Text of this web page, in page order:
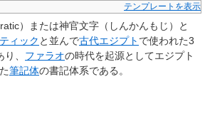
テンプレートを表示
）または神官文字 （しんかんもじ）と
ィック と並んで古代エジプト で使われた3
、 ファラオの時代を起源としてエジプト
筆記体の書記体系である。